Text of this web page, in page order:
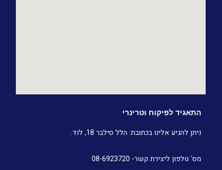
התאגיד לפיקוח וטרינרי
ניתן להגיע אלינו בכתובת: הלל סילבר 18, לוד.
מס' טלפון ליצירת קשר- 08-6923720